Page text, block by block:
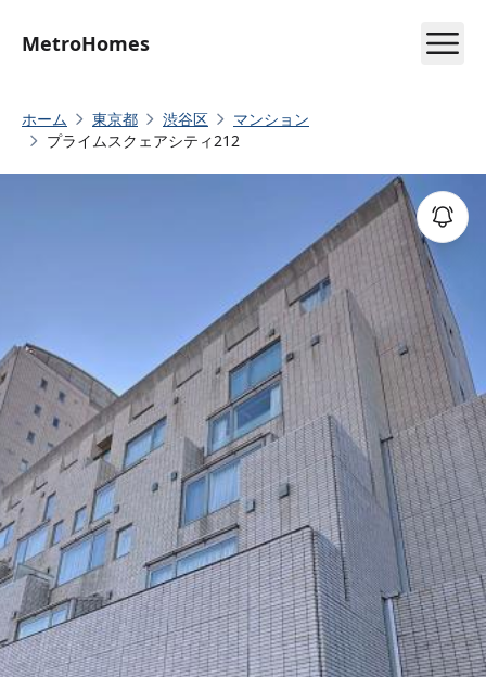
MetroHomes
ホーム 東京都 渋谷区
マンション
プライムスクェアシティ212